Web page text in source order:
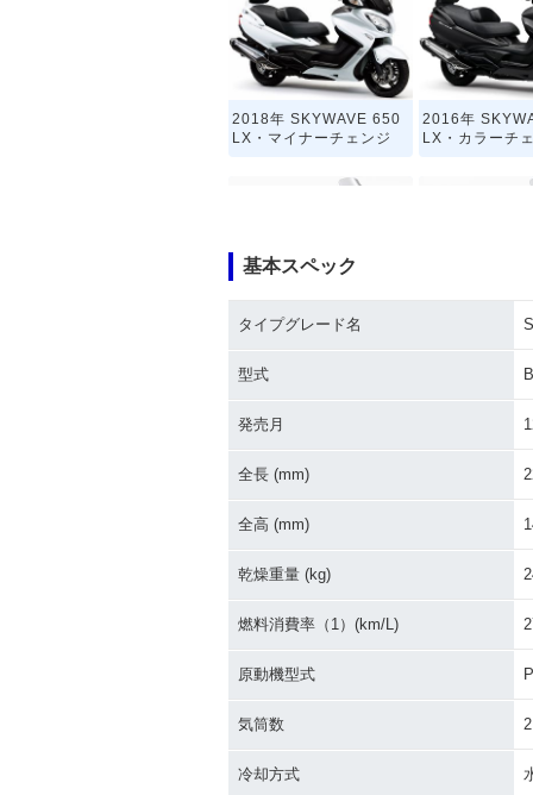
2018年 SKYWAVE 650
LX・マイナーチェンジ
2016年
LX・カラーチ
2011年 SKYWAVE 650
2009年
LX・カラーチェンジ
0・カラーチェ
2004年 SKYWAVE 65
0・マイナーチェンジ
2003年
50周年記念車
基本スペック
タイプグレード名
型式
発売月
全長 (mm)
全高 (mm)
乾燥重量 (kg)
燃料消費率（1）(km/L)
原動機型式
気筒数 2
冷却方式